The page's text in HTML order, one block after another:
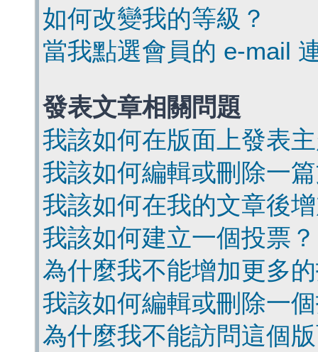
如何改變我的等級？
當我點選會員的 e-mail
發表文章相關問題
我該如何在版面上發表
我該如何編輯或刪除一
我該如何在我的文章後
我該如何建立一個投票？
為什麼我不能增加更多
我該如何編輯或刪除一
為什麼我不能訪問這個